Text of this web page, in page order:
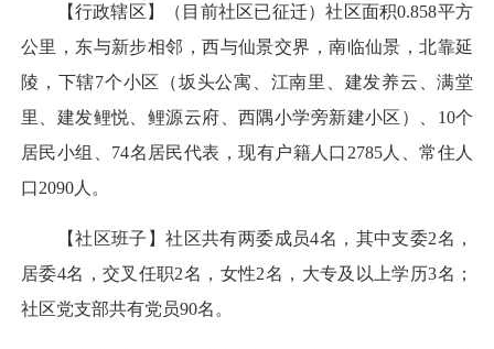
【行政辖区】（目前社区已征迁）社区面积0.858平方
公里，东与新步相邻，西与仙景交界，南临仙景，北靠延
陵，下辖7个小区（坂头公寓、江南里、建发养云、满堂
里、建发鲤悦、鲤源云府、西隅小学旁新建小区）、10个
居民小组、74名居民代表，现有户籍人口2785人、常住人
口2090人。
【社区班子】社区共有两委成员4名，其中支委2名，
居委4名，交叉任职2名，女性2名，大专及以上学历3名；
社区党支部共有党员90名。